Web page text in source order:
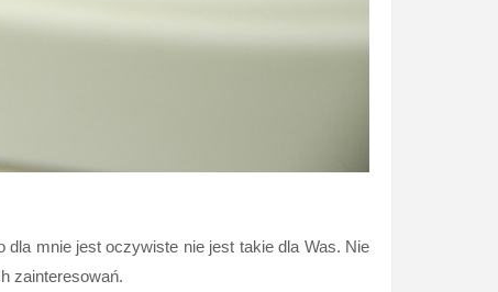
mnie jest oczywiste nie jest takie dla Was. Nie
zainteresowań.